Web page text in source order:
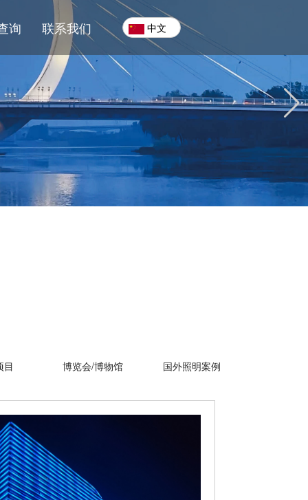
询 联系我们 中文
目 博览会/博物馆 国外照明案例